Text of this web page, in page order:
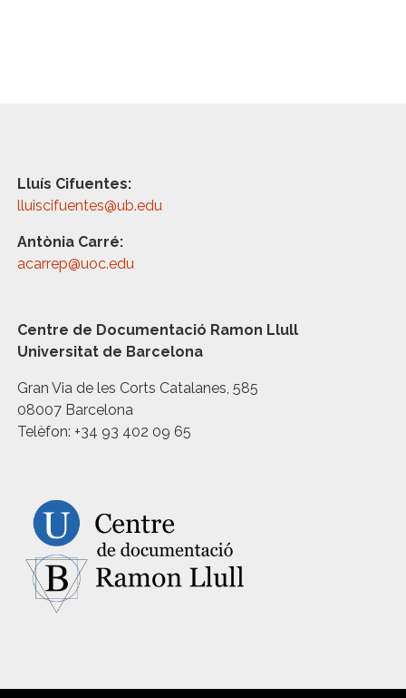
Lluís Cifuentes:
lluiscifuentes@ub.edu
Antònia Carré:
acarrep@uoc.edu
Centre de Documentació Ramon Llull
Universitat de Barcelona
Gran Via de les Corts Catalanes, 585
08007 Barcelona
Telèfon: +34 93 402 09 65